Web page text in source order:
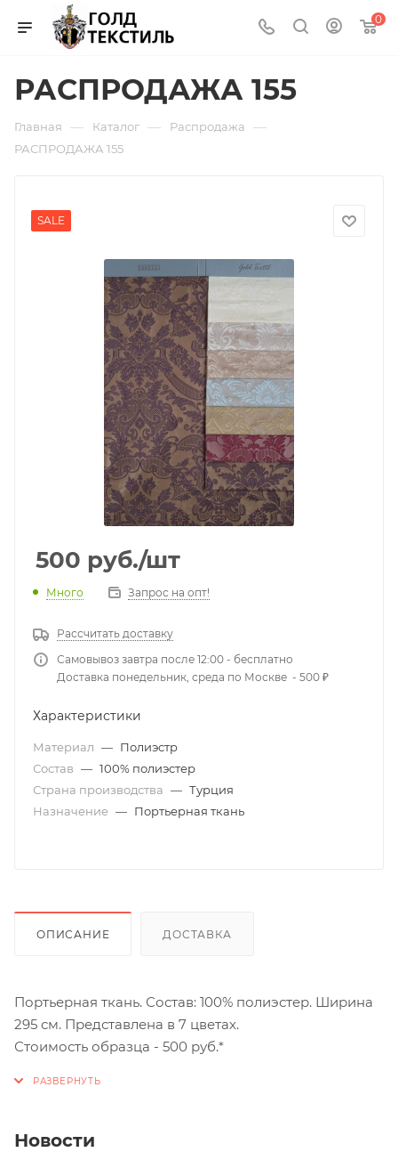
0
РАСПРОДАЖА 155
Главная — Каталог — Распродажа —
РАСПРОДАЖА 155
SALE
500 руб./шт
Много Запрос на опт!
Рассчитать доставку
Самовывоз завтра после 12:00 - бесплатно
Доставка понедельник, среда по Москве - 500 ₽
Характеристики
Материал — Полиэстр
Состав — 100% полиэстер
Страна производства — Турция
Назначение — Портьерная ткань
ОПИСАНИЕ ДОСТАВКА
Портьерная ткань. Состав: 100% полиэстер. Ширина
295 см. Представлена в 7 цветах.
Стоимость образца - 500 руб.*
Новости